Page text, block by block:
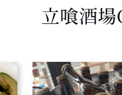
立喰酒